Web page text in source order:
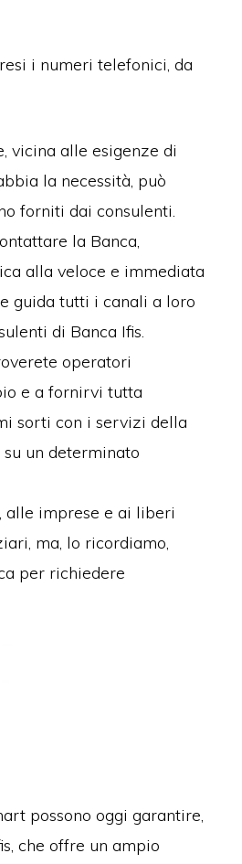
i numeri telefonici, da
vicina alle esigenze di
la necessità, può
forniti dai consulenti.
la Banca,
alla veloce e immediata
guida tutti i canali a loro
di Banca Ifis.
operatori
e a fornirvi tutta
sorti con i servizi della
un determinato
alle imprese e ai liberi
ma, lo ricordiamo,
per richiedere
possono oggi garantire,
che offre un ampio